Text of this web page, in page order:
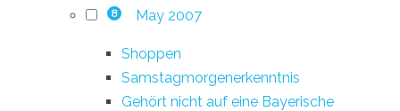
8 May 2007
Shoppen
Samstagmorgenerkenntnis
Gehört nicht auf eine Bayerische